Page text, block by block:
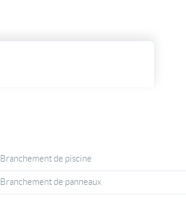
Branchement de piscine
Branchement de panneaux